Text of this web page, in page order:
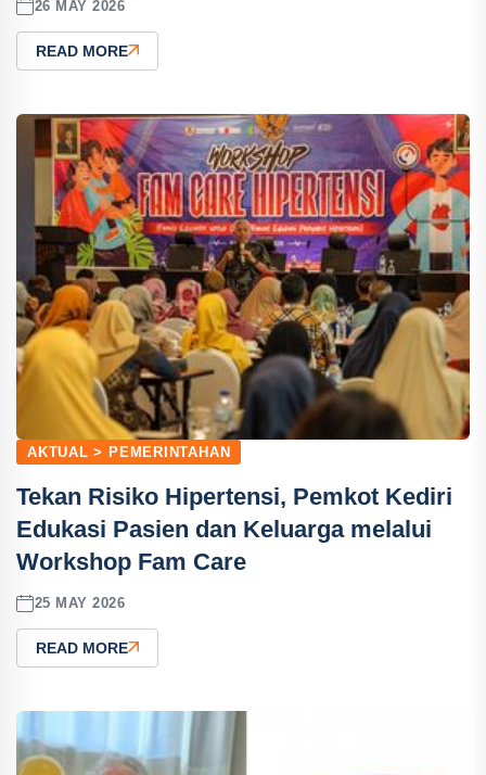
26 MAY 2026
READ MORE
AKTUAL > PEMERINTAHAN
Tekan Risiko Hipertensi, Pemkot Kediri
Edukasi Pasien dan Keluarga melalui
Workshop Fam Care
25 MAY 2026
READ MORE